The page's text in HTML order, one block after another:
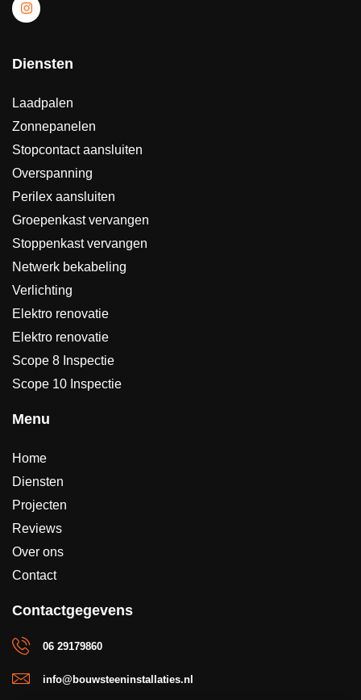
Diensten
Laadpalen
Zonnepanelen
Stopcontact aansluiten
Overspanning
Perilex aansluiten
Groepenkast vervangen
Stoppenkast vervangen
Netwerk bekabeling
Verlichting
Elektro renovatie
Elektro renovatie
Scope 8 Inspectie
Scope 10 Inspectie
Menu
Home
Diensten
Projecten
Reviews
Over ons
Contact
Contactgegevens
06 29179860
info@bouwsteeninstallaties.nl